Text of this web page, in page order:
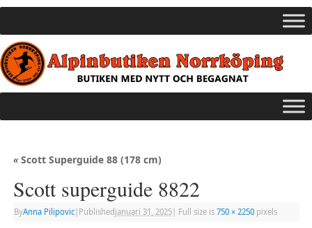
«Scott Superguide 88 (178 cm)
Scott superguide 8822
ByAnna Pilipovic| Published januari 31, 2025| Full size is 750 × 2250pixels